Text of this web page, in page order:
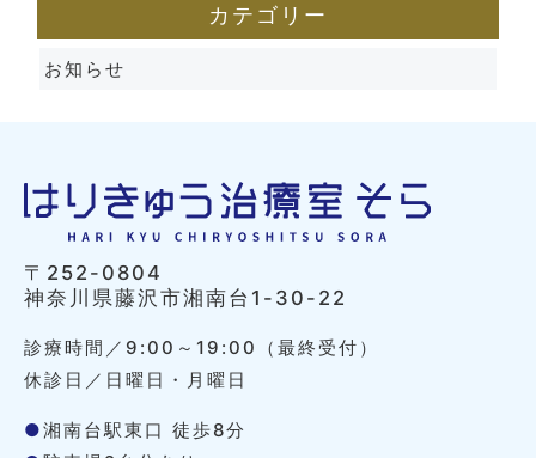
カテゴリー
お知らせ
〒252-0804
神奈川県藤沢市湘南台1-30-22
診療時間／9:00～19:00（最終受付）
休診日／日曜日・月曜日
●湘南台駅東口 徒歩8分